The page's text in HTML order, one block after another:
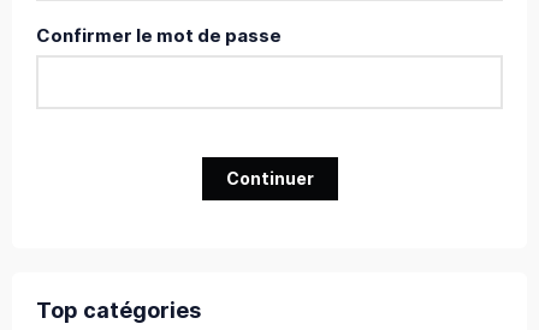
Confirmer le mot de passe
Continuer
Top catégories